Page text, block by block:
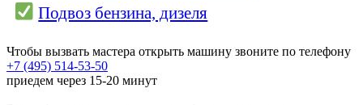
Подвоз бензина, дизеля
Чтобы вызвать мастера открыть машину звоните по телефону
+7 (495) 514-53-50
приедем через 15-20 минут